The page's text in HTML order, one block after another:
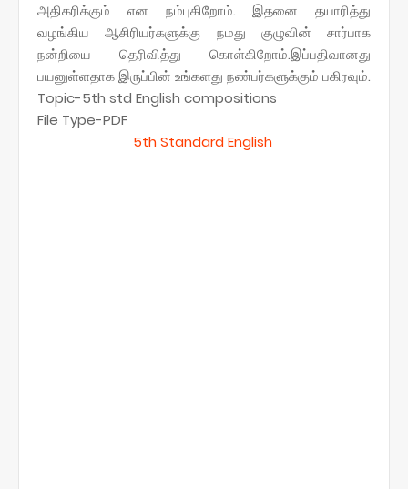
அதிகரிக்கும் என நம்புகிறோம். இதனை தயாரித்து
வழங்கிய ஆசிரியர்களுக்கு நமது குழுவின் சார்பாக
நன்றியை தெரிவித்து கொள்கிறோம்.இப்பதிவானது
பயனுள்ளதாக இருப்பின் உங்களது நண்பர்களுக்கும் பகிரவும்.
Topic-5th std English compositions
File Type-PDF
5th Standard English